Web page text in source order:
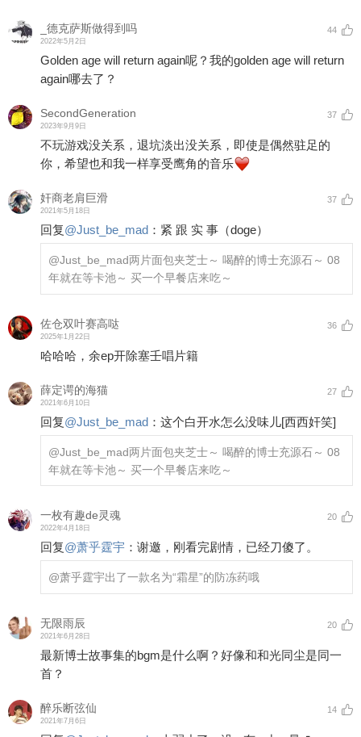
_德克萨斯做得到吗
2022年5月2日
44
Golden age will return again呢？我的golden age will return
again哪去了？
SecondGeneration
2023年9月9日
37
不玩游戏没关系，退坑淡出没关系，即使是偶然驻足的
你，希望也和我一样享受鹰角的音乐
奸商老肩巨滑
2021年5月18日
37
回复@Just_be_mad ： 紧 跟 实 事（doge）
@Just_be_mad两片面包夹芝士～ 喝醉的博士充源石～ 08
年就在等卡池～ 买一个早餐店来吃～
佐仓双叶赛高哒
2025年1月22日
36
哈哈哈，余ep开除塞壬唱片籍
薛定谔的海猫
2021年6月10日
27
回复@Just_be_mad ： 这个白开水怎么没味儿[西西奸笑]
@Just_be_mad两片面包夹芝士～ 喝醉的博士充源石～ 08
年就在等卡池～ 买一个早餐店来吃～
一枚有趣de灵魂
2022年4月18日
20
回复@萧乎霆宇 ： 谢邀，刚看完剧情，已经刀傻了。
@萧乎霆宇出了一款名为“霜星”的防冻药哦
无限雨辰
2021年6月28日
20
最新博士故事集的bgm是什么啊？好像和和光同尘是同一
首？
醉乐断弦仙
2021年7月6日
14